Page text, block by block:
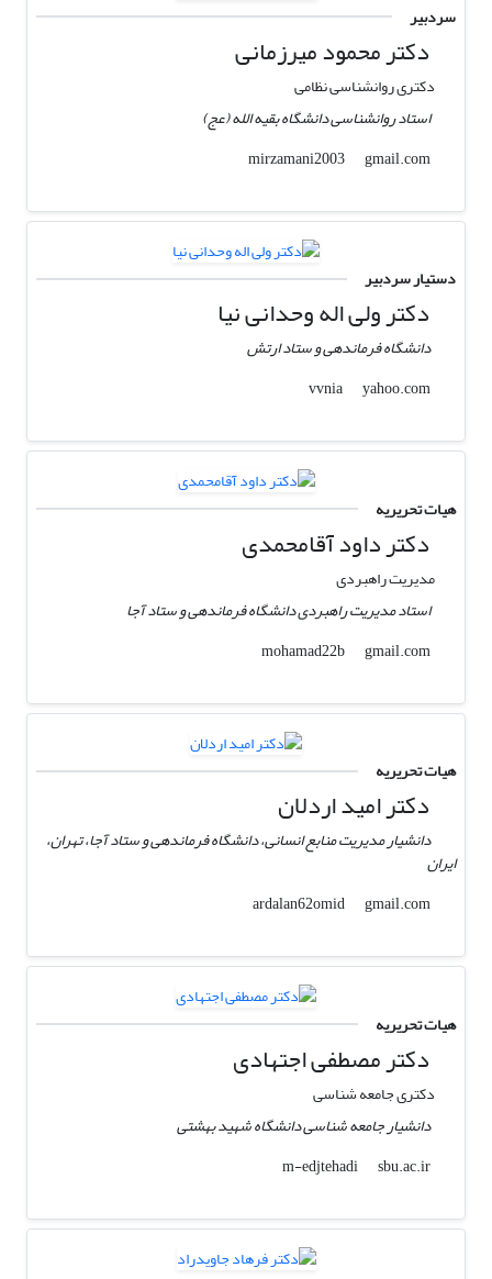
سردبیر
دکتر محمود میرزمانی
دکتری روانشناسی نظامی
استاد روانشناسی دانشگاه بقیه الله (عج)
mirzamani2003
gmail.com
دستیار سردبیر
دکتر ولی اله وحدانی نیا
دانشگاه فرماندهی و ستاد ارتش
vvnia
yahoo.com
هیات تحریریه
دکتر داود آقامحمدی
مدیریت راهبردی
استاد مدیریت راهبردی دانشگاه فرماندهی و ستاد آجا
mohamad22b
gmail.com
هیات تحریریه
دکتر امید اردلان
دانشیار مدیریت منابع انسانی، دانشگاه فرماندهی و ستاد آجا، تهران،
ایران
ardalan62omid
gmail.com
هیات تحریریه
دکتر مصطفی اجتهادی
دکتری جامعه شناسی
دانشیار جامعه شناسی دانشگاه شهید بهشتی
m-edjtehadi
sbu.ac.ir